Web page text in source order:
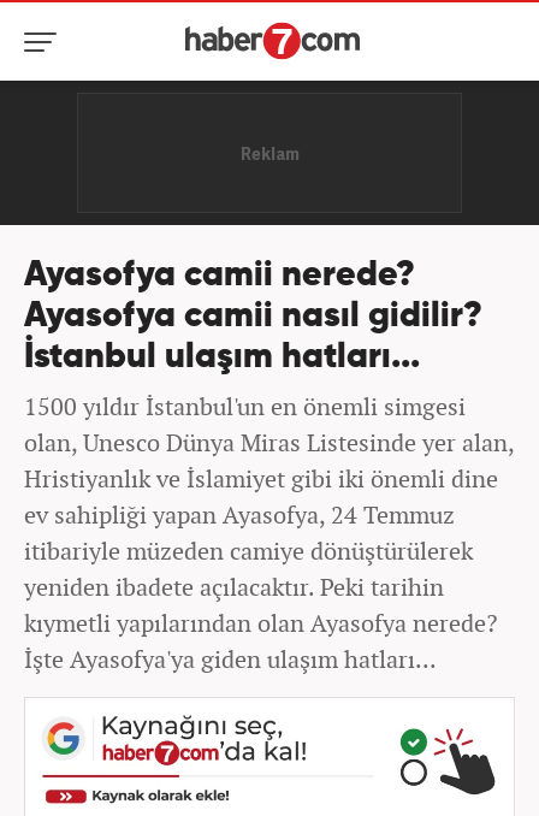
Ayasofya camii nerede?
Ayasofya camii nasıl gidilir?
İstanbul ulaşım hatları...
1500 yıldır İstanbul'un en önemli simgesi
olan, Unesco Dünya Miras Listesinde yer alan,
Hristiyanlık ve İslamiyet gibi iki önemli dine
ev sahipliği yapan Ayasofya, 24 Temmuz
itibariyle müzeden camiye dönüştürülerek
yeniden ibadete açılacaktır. Peki tarihin
kıymetli yapılarından olan Ayasofya nerede?
İşte Ayasofya'ya giden ulaşım hatları...